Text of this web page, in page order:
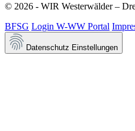
© 2026 - WIR Westerwälder –
BFSG Login W-WW Portal
Datenschutz Einstellungen